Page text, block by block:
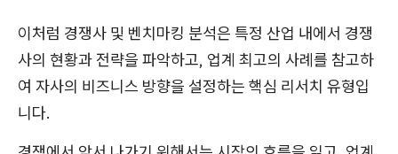
이처럼 경쟁사 및 벤치마킹 분석은 특정 산업 내에서 경쟁
사의 현황과 전략을 파악하고, 업계 최고의 사례를 참고하
여 자사의 비즈니스 방향을 설정하는 핵심 리서치 유형입
니다.